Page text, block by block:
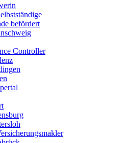
befördert
Controller